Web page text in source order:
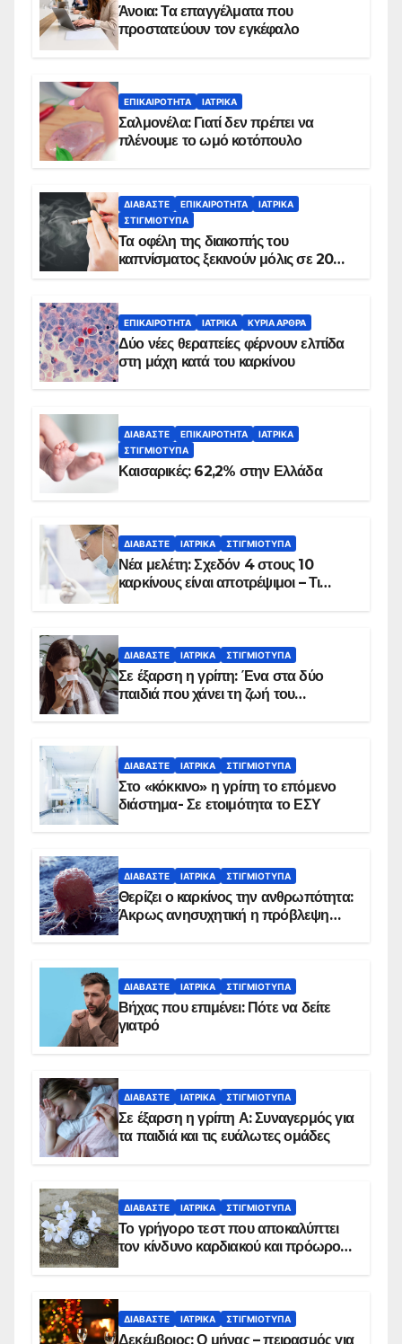
Άνοια: Τα επαγγέλματα που
προστατεύουν τον εγκέφαλο
ΕΠΙΚΑΙΡΌΤΗΤΑ ΙΑΤΡΙΚΆ
Σαλμονέλα: Γιατί δεν πρέπει να
πλένουμε το ωμό κοτόπουλο
ΔΙΑΒΆΣΤΕ ΕΠΙΚΑΙΡΌΤΗΤΑ
ΙΑΤΡΙΚΆ
ΣΤΙΓΜΙΌΤΥΠΑ
Τα οφέλη της διακοπής του
καπνίσματος ξεκινούν μόλις σε 20
ΕΠΙΚΑΙΡΌΤΗΤΑ ΙΑΤΡΙΚΆ ΚΥΡΙΑ ΑΡΘΡΑ
Δύο νέες θεραπείες φέρνουν ελπίδα
στη μάχη κατά του καρκίνου
ΔΙΑΒΆΣΤΕ ΕΠΙΚΑΙΡΌΤΗΤΑ
ΙΑΤΡΙΚΆ
ΣΤΙΓΜΙΌΤΥΠΑ
Καισαρικές: 62,2% στην Ελλάδα
ΔΙΑΒΆΣΤΕ ΙΑΤΡΙΚΆ ΣΤΙΓΜΙΌΤΥΠΑ
Νέα μελέτη: Σχεδόν 4 στους 10
καρκίνους είναι αποτρέψιμοι – Τι
ΔΙΑΒΆΣΤΕ ΙΑΤΡΙΚΆ ΣΤΙΓΜΙΌΤΥΠΑ
Σε έξαρση η γρίπη: Ένα στα δύο
παιδιά που χάνει τη ζωή του
ΔΙΑΒΆΣΤΕ ΙΑΤΡΙΚΆ ΣΤΙΓΜΙΌΤΥΠΑ
Στο «κόκκινο» η γρίπη το επόμενο
διάστημα- Σε ετοιμότητα το ΕΣΥ
ΔΙΑΒΆΣΤΕ ΙΑΤΡΙΚΆ ΣΤΙΓΜΙΌΤΥΠΑ
Θερίζει ο καρκίνος την ανθρωπότητα:
Άκρως ανησυχητική η πρόβλεψη…
ΔΙΑΒΆΣΤΕ ΙΑΤΡΙΚΆ ΣΤΙΓΜΙΌΤΥΠΑ
Βήχας που επιμένει: Πότε να δείτε
γιατρό
ΔΙΑΒΆΣΤΕ ΙΑΤΡΙΚΆ ΣΤΙΓΜΙΌΤΥΠΑ
Σε έξαρση η γρίπη Α: Συναγερμός για
τα παιδιά και τις ευάλωτες ομάδες
ΔΙΑΒΆΣΤΕ ΙΑΤΡΙΚΆ ΣΤΙΓΜΙΌΤΥΠΑ
Το γρήγορο τεστ που αποκαλύπτει
τον κίνδυνο καρδιακού και πρόωρου
ΔΙΑΒΆΣΤΕ ΙΑΤΡΙΚΆ ΣΤΙΓΜΙΌΤΥΠΑ
Δεκέμβριος: Ο μήνας – πειρασμός για